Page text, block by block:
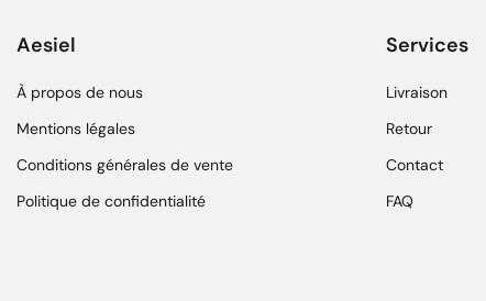
Aesiel
À propos de nous
Mentions légales
Conditions générales de vente
Politique de confidentialité
Services
Livraison
Retour
Contact
FAQ